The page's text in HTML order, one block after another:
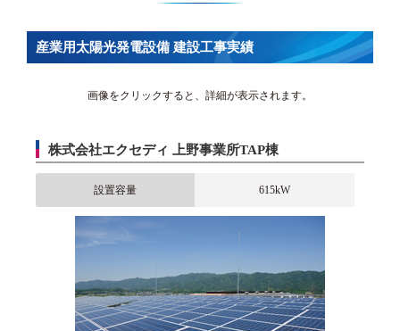
産業用太陽光発電設備 建設工事実績
画像をクリックすると、詳細が表示されます。
株式会社エクセディ 上野事業所TAP棟
設置容量 615kW